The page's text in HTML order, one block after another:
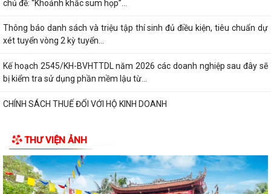
Thông báo danh sách và triệu tập thí sinh đủ điều kiện, tiêu chuẩn dự
xét tuyển vòng 2 kỳ tuyển...
Kế hoạch 2545/KH-BVHTTDL năm 2026 các doanh nghiệp sau đây sẽ
bị kiểm tra sử dụng phần mềm lậu từ...
CHÍNH SÁCH THUẾ ĐỐI VỚI HỘ KINH DOANH
XỬ PHẠT HÀNH CHÍNH TRONG LĨNH VỰC LƯU TRỮ
5 điều hộ kinh doanh có doanh thu dưới 1 tỷ đồng cần lưu ý theo quy
định mới
Thông báo về việc nâng lương trước hạn đối với cán bộ
THƯ VIỆN ẢNH